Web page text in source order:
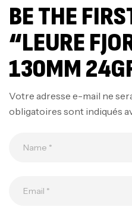
BE THE
“LEURE
130MM
Votre adresse e-mail ne
obligatoires sont indiqués